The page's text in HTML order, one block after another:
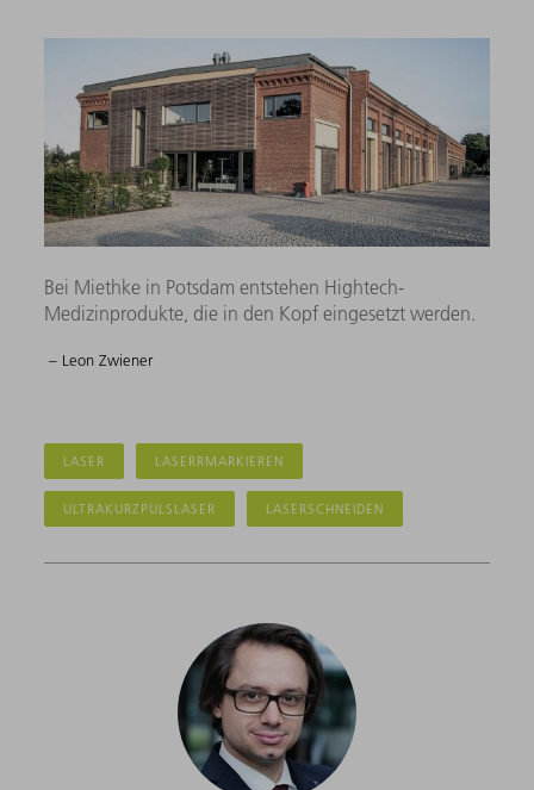
Bei Miethke in Potsdam entstehen Hightech-
Medizinprodukte, die in den Kopf eingesetzt werden.
– Leon Zwiener
LASER LASERRMARKIEREN
ULTRAKURZPULSLASER LASERSCHNEIDEN